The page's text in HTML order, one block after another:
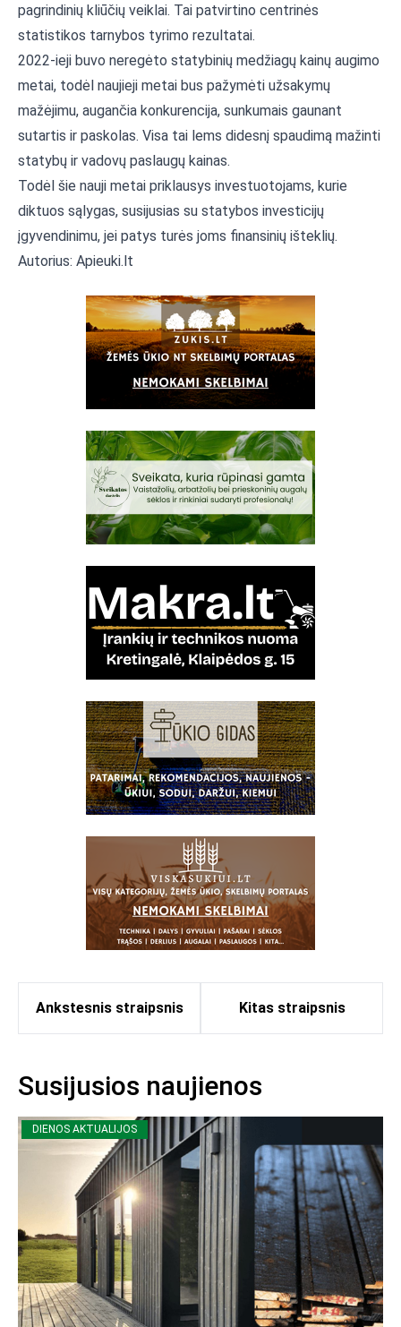
pagrindinių kliūčių veiklai. Tai patvirtino centrinės
statistikos tarnybos tyrimo rezultatai.
2022-ieji buvo neregėto statybinių medžiagų kainų augimo
metai, todėl naujieji metai bus pažymėti užsakymų
mažėjimu, augančia konkurencija, sunkumais gaunant
sutartis ir paskolas. Visa tai lems didesnį spaudimą mažinti
statybų ir vadovų paslaugų kainas.
Todėl šie nauji metai priklausys investuotojams, kurie
diktuos sąlygas, susijusias su statybos investicijų
įgyvendinimu, jei patys turės joms finansinių išteklių.
Autorius: Apieuki.lt
Ankstesnis straipsnis Kitas straipsnis
Susijusios naujienos
DIENOS AKTUALIJOS